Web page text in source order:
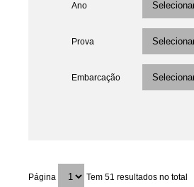
Ano
Prova
Embarcação
Página Tem 51 resultados no total